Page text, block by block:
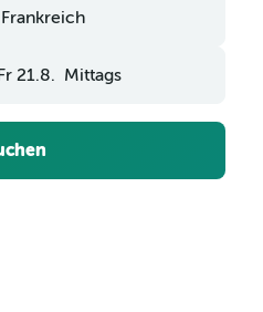
21.8. Mittags